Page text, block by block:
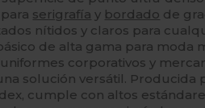
serigrafía y bordado de
nítidos y claros para
de alta gama para moda
corporativos y
solución versátil. Producida
cumple con altos